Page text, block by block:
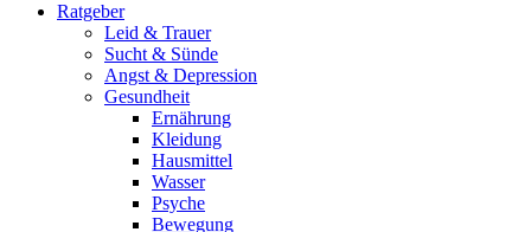
Ratgeber
Leid & Trauer
Sucht & Sünde
Angst & Depression
Gesundheit
Ernährung
Kleidung
Hausmittel
Wasser
Psyche
Bewegung